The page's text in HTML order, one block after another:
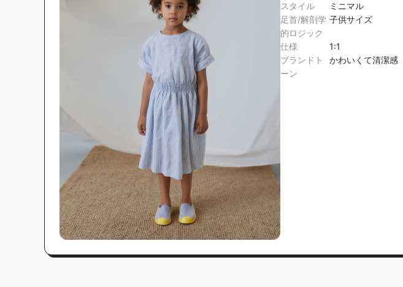
スタイル
ミニマル
足首/解剖学
的ロジック
子供サイズ
仕様
1:1
ブランドト
ーン
かわいくて清潔感